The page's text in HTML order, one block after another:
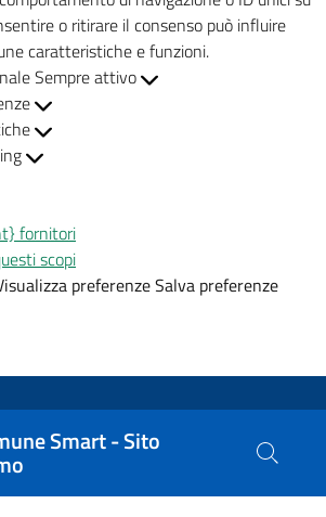
o ritirare il consenso può influire
caratteristiche e funzioni.
Sempre attivo
fornitori
scopi
preferenzeSalva preferenze
Smart - Sito